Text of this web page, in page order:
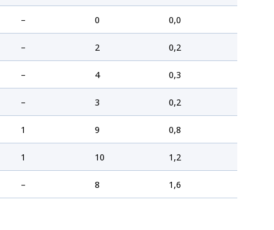
– 0 0,0
– 2 0,2
– 4 0,3
– 3 0,2
1 9 0,8
1 10 1,2
– 8 1,6